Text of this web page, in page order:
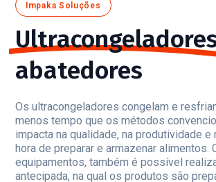
Impaka Soluções
abatedores
Os ultracongeladores congelam e
menos tempo que os métodos
impacta na qualidade, na produtividade e
hora de preparar e armazenar alimentos.
equipamentos, também é possível
antecipada, na qual os produtos são